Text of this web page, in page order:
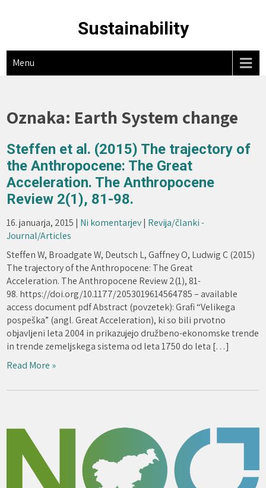
Sustainability
Menu
Oznaka: Earth System change
Steffen et al. (2015) The trajectory of
the Anthropocene: The Great
Acceleration. The Anthropocene
Review 2(1), 81-98.
16. januarja, 2015 | Ni komentarjev| Revija/članki -
Journal/Articles
Steffen W, Broadgate W, Deutsch L, Gaffney O, Ludwig C (2015)
The trajectory of the Anthropocene: The Great
Acceleration. The Anthropocene Review 2(1), 81-
98. https://doi.org/10.1177/2053019614564785 – available
access document pdf Abstract (povzetek): Grafi “Velikega
pospeška” (angl. Great Acceleration), ki so bili prvotno
objavljeni leta 2004 in prikazujejo družbeno-ekonomske trende
in trende zemeljskega sistema od leta 1750 do leta […]
Read More »